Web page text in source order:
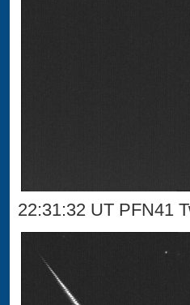
22:31:32 UT PFN41